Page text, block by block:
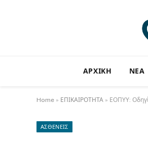
ΑΡΧΙΚΗ NΕΑ
Home » ΕΠΙΚΑΙΡΟΤΗΤΑ » ΕΟΠΥΥ:
ΑΣΘΕΝΕΙΣ